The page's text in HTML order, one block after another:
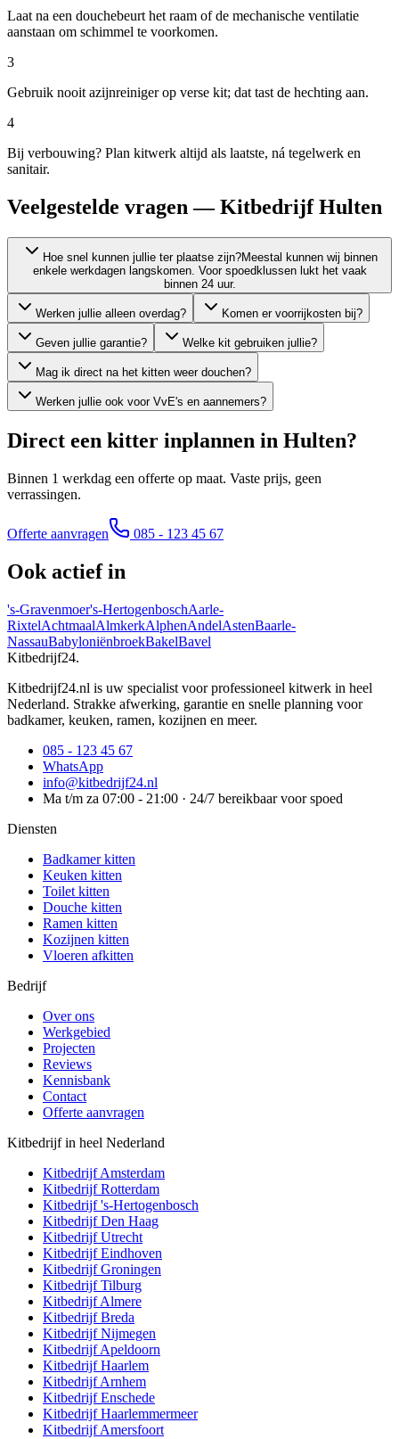
Laat na een douchebeurt het raam of de mechanische ventilatie
aanstaan om schimmel te voorkomen.
3
Gebruik nooit azijnreiniger op verse kit; dat tast de hechting aan.
4
Bij verbouwing? Plan kitwerk altijd als laatste, ná tegelwerk en
sanitair.
Veelgestelde vragen — Kitbedrijf Hulten
Hoe snel kunnen jullie ter plaatse zijn?Meestal kunnen wij binnen
enkele werkdagen langskomen. Voor spoedklussen lukt het vaak
binnen 24 uur.
Werken jullie alleen overdag? Komen er voorrijkosten bij?
Geven jullie garantie? Welke kit gebruiken jullie?
Mag ik direct na het kitten weer douchen?
Werken jullie ook voor VvE's en aannemers?
Direct een kitter inplannen in Hulten?
Binnen 1 werkdag een offerte op maat. Vaste prijs, geen
verrassingen.
Offerte aanvragen 085 - 123 45 67
Ook actief in
's-Gravenmoer's-HertogenboschAarle-
RixtelAchtmaalAlmkerkAlphenAndelAstenBaarle-
NassauBabyloniënbroekBakelBavel
Kitbedrijf24.
Kitbedrijf24.nl is uw specialist voor professioneel kitwerk in heel
Nederland. Strakke afwerking, garantie en snelle planning voor
badkamer, keuken, ramen, kozijnen en meer.
085 - 123 45 67
WhatsApp
info@kitbedrijf24.nl
Ma t/m za 07:00 - 21:00 · 24/7 bereikbaar voor spoed
Diensten
Badkamer kitten
Keuken kitten
Toilet kitten
Douche kitten
Ramen kitten
Kozijnen kitten
Vloeren afkitten
Bedrijf
Over ons
Werkgebied
Projecten
Reviews
Kennisbank
Contact
Offerte aanvragen
Kitbedrijf in heel Nederland
KitbedrijfAmsterdam
KitbedrijfRotterdam
Kitbedrijf's-Hertogenbosch
KitbedrijfDen Haag
KitbedrijfUtrecht
KitbedrijfEindhoven
KitbedrijfGroningen
KitbedrijfTilburg
KitbedrijfAlmere
KitbedrijfBreda
KitbedrijfNijmegen
KitbedrijfApeldoorn
KitbedrijfHaarlem
KitbedrijfArnhem
KitbedrijfEnschede
KitbedrijfHaarlemmermeer
KitbedrijfAmersfoort